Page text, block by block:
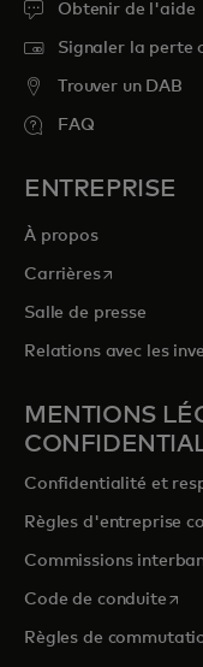
Obtenir de l'aide
Signaler la perte
Trouver un DAB
FAQ
ENTREPRISE
À propos
Carrièress’ouvre
Salle de presse
Relations avec les
MENTIONS
Confidentialité et
Règles d'entreprise
Commissions
Code de conduite
Règles de